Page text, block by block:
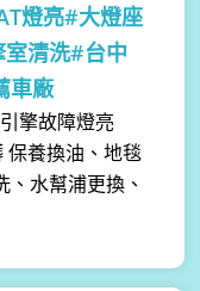
燈亮#大燈座
清洗#台中
車廠
擎故障燈亮
保養換油、地毯
水幫浦更換、